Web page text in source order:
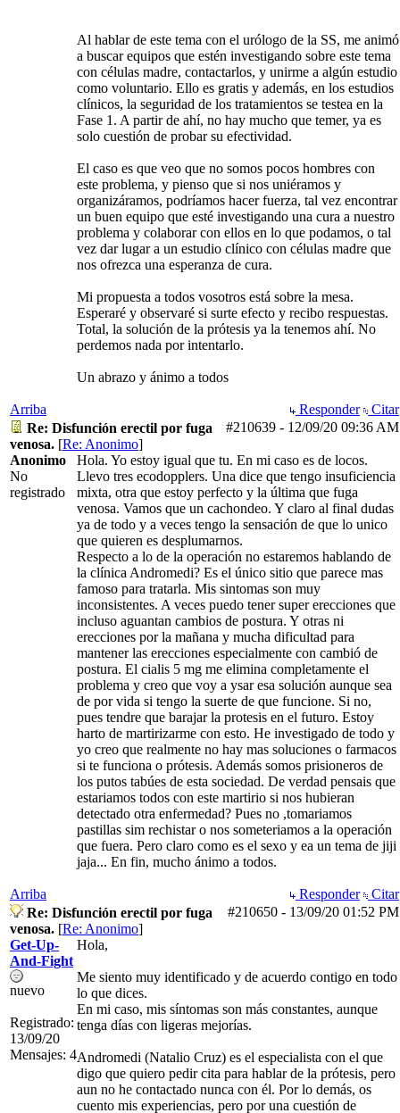
Al hablar de este tema con el urólogo de la SS, me animó
a buscar equipos que estén investigando sobre este tema
con células madre, contactarlos, y unirme a algún estudio
como voluntario. Ello es gratis y además, en los estudios
clínicos, la seguridad de los tratamientos se testea en la
Fase 1. A partir de ahí, no hay mucho que temer, ya es
solo cuestión de probar su efectividad.
El caso es que veo que no somos pocos hombres con
este problema, y pienso que si nos uniéramos y
organizáramos, podríamos hacer fuerza, tal vez encontrar
un buen equipo que esté investigando una cura a nuestro
problema y colaborar con ellos en lo que podamos, o tal
vez dar lugar a un estudio clínico con células madre que
nos ofrezca una esperanza de cura.
Mi propuesta a todos vosotros está sobre la mesa.
Esperaré y observaré si surte efecto y recibo respuestas.
Total, la solución de la prótesis ya la tenemos ahí. No
perdemos nada por intentarlo.
Un abrazo y ánimo a todos
Arriba Responder
Citar
#210639 - 12/09/20 09:36 AM
Re: Disfunción erectil por fuga
venosa. [Re: Anonimo]
Anonimo
No
registrado
Hola. Yo estoy igual que tu. En mi caso es de locos.
Llevo tres ecodopplers. Una dice que tengo insuficiencia
mixta, otra que estoy perfecto y la última que fuga
venosa. Vamos que un cachondeo. Y claro al final dudas
ya de todo y a veces tengo la sensación de que lo unico
que quieren es desplumarnos.
Respecto a lo de la operación no estaremos hablando de
la clínica Andromedi? Es el único sitio que parece mas
famoso para tratarla. Mis sintomas son muy
inconsistentes. A veces puedo tener super erecciones que
incluso aguantan cambios de postura. Y otras ni
erecciones por la mañana y mucha dificultad para
mantener las erecciones especialmente con cambió de
postura. El cialis 5 mg me elimina completamente el
problema y creo que voy a ysar esa solución aunque sea
de por vida si tengo la suerte de que funcione. Si no,
pues tendre que barajar la protesis en el futuro. Estoy
harto de martirizarme con esto. He investigado de todo y
yo creo que realmente no hay mas soluciones o farmacos
si te funciona o prótesis. Además somos prisioneros de
los putos tabúes de esta sociedad. De verdad pensais que
estariamos todos con este martirio si nos hubieran
detectado otra enfermedad? Pues no ,tomariamos
pastillas sim rechistar o nos someteriamos a la operación
que fuera. Pero claro como es el sexo y ea un tema de jiji
jaja... En fin, mucho ánimo a todos.
Arriba Responder
Citar
#210650 - 13/09/20 01:52 PM
Re: Disfunción erectil por fuga
venosa. [Re: Anonimo]
Get-Up-
And-Fight
nuevo
Registrado:
13/09/20
Mensajes: 4
Hola,
Me siento muy identificado y de acuerdo contigo en todo
lo que dices.
En mi caso, mis síntomas son más constantes, aunque
tenga días con ligeras mejorías.
Andromedi (Natalio Cruz) es el especialista con el que
digo que quiero pedir cita para hablar de la prótesis, pero
aun no he contactado nunca con él. Por lo demás, os
cuento mis experiencias, pero por una cuestión de